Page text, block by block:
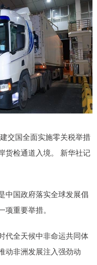
交国全面实施零关税举措
货检通道入境。 新华社记
国政府落实全球发展倡
重要举措。
全天候中非命运共同体
动非洲发展注入强劲动